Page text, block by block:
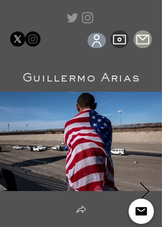
Guillermo Arias